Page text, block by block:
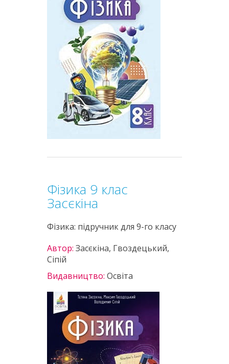
Фізика 9 клас
Засєкіна
Фізика: підручник для 9-го класу
Автор: Засєкіна, Гвоздецький,
Сіпій
Видавництво: Освіта